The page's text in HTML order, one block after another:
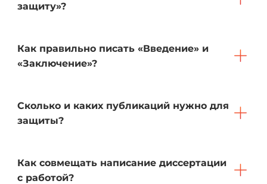
защиту»?
Как правильно писать «Введение» и
«Заключение»?
Сколько и каких публикаций нужно для
защиты?
Как совмещать написание диссертации
с работой?